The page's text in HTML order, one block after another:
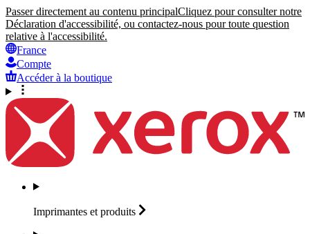
Passer directement au contenu principalCliquez pour consulter notre
Déclaration d'accessibilité, ou contactez-nous pour toute question
relative à l'accessibilité.
France
Compte
Accéder à la boutique
Imprimantes et produits